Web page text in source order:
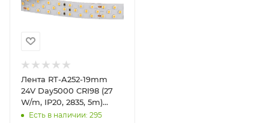
Лента RT-A252-19mm
24V Day5000 CRI98 (27
W/m, IP20, 2835, 5m)
(Arlight, Открытый)
Есть в наличии: 295